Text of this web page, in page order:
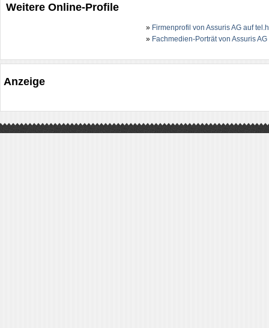
Weitere Online-Profile
» Firmenprofil von Assuris AG auf
» Fachmedien-Porträt von Assuris
Anzeige